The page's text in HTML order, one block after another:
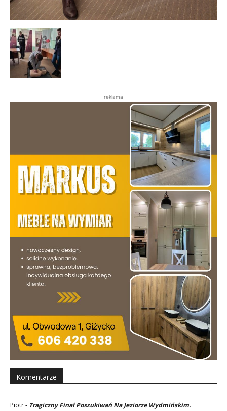
reklama
Komentarze
Piotr- Tragiczny Finał Poszukiwań Na Jeziorze Wydmińskim.